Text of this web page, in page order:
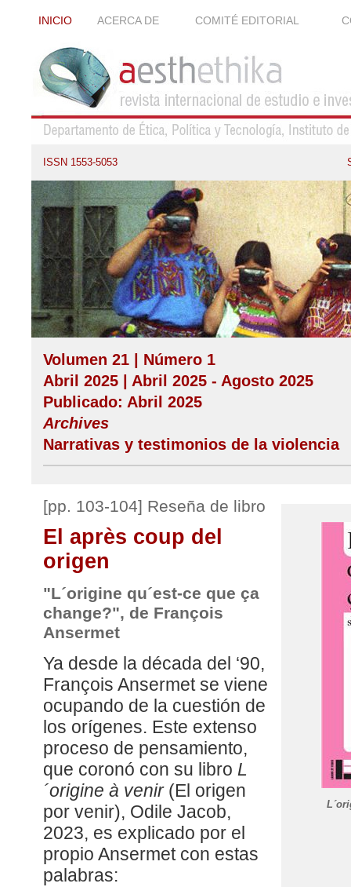
INICIO ACERCA DE COMITÉ EDITORIAL
ISSN 1553-5053
Volumen 21 | Número 1
Abril 2025 | Abril 2025 - Agosto 2025
Publicado: Abril 2025
Archives
Narrativas y testimonios de la violencia
[pp. 103-104] Reseña de libro
El après coup del
origen
"L´origine qu´est-ce que ça
change?", de François
Ansermet
Ya desde la década del ‘90,
François Ansermet se viene
ocupando de la cuestión de
los orígenes. Este extenso
proceso de pensamiento,
que coronó con su libro L
´origine à venir(El origen
por venir), Odile Jacob,
2023, es explicado por el
propio Ansermet con estas
palabras: